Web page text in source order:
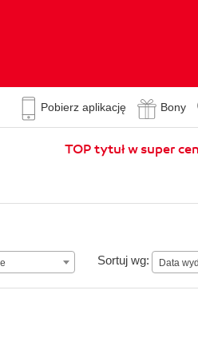
Pobierz aplikację Bony
TOP tytuł w super
Sortuj wg: Data
Data